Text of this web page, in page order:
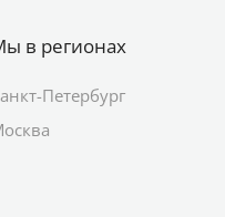
в регионах
Петербург